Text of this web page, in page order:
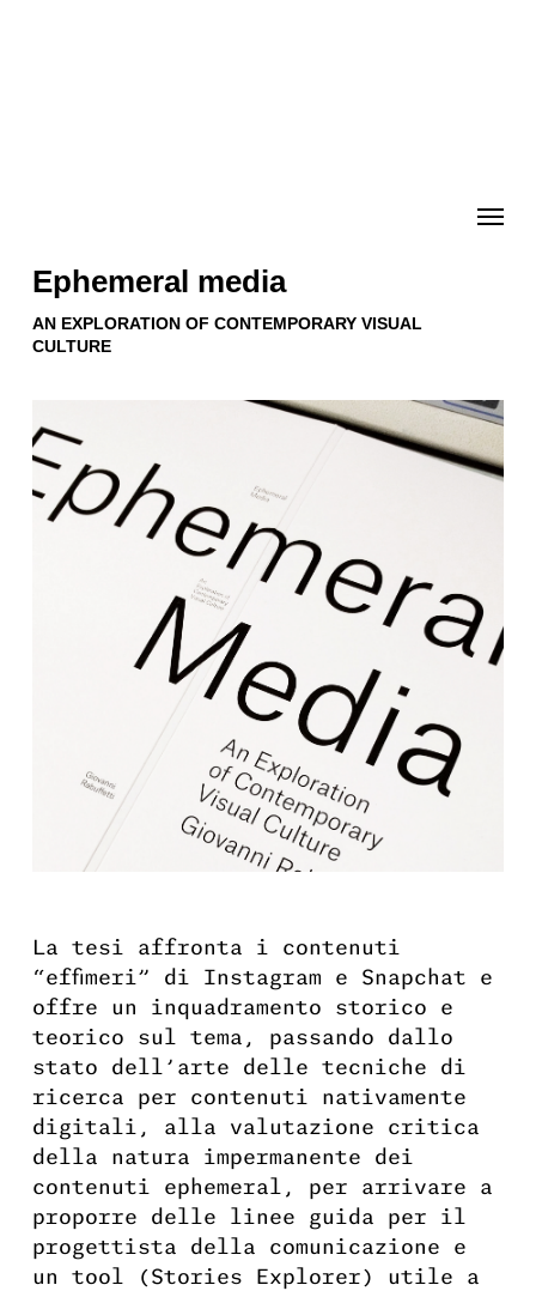
Menu
Ephemeral media
AN EXPLORATION OF CONTEMPORARY VISUAL
CULTURE
La tesi affronta i contenuti
“effimeri” di Instagram e Snapchat e
offre un inquadramento storico e
teorico sul tema, passando dallo
stato dell’arte delle tecniche di
ricerca per contenuti nativamente
digitali, alla valutazione critica
della natura impermanente dei
contenuti ephemeral, per arrivare a
proporre delle linee guida per il
progettista della comunicazione e
un tool (Stories Explorer) utile a